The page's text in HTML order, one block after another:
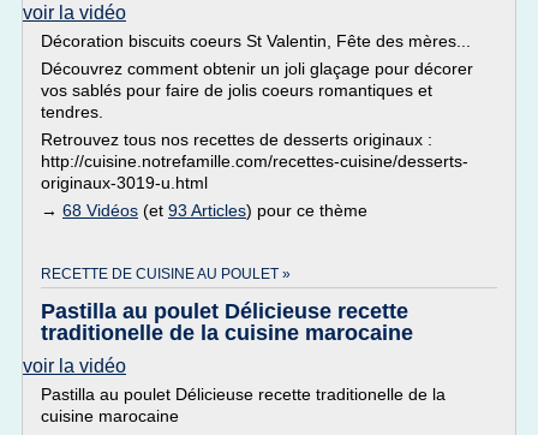
voir la vidéo
Décoration biscuits coeurs St Valentin, Fête des mères...
Découvrez comment obtenir un joli glaçage pour décorer
vos sablés pour faire de jolis coeurs romantiques et
tendres.
Retrouvez tous nos recettes de desserts originaux :
http://cuisine.notrefamille.com/recettes-cuisine/desserts-
originaux-3019-u.html
→ 68 Vidéos (et 93 Articles) pour ce thème
RECETTE DE CUISINE AU POULET »
Pastilla au poulet Délicieuse recette
traditionelle de la cuisine marocaine
voir la vidéo
Pastilla au poulet Délicieuse recette traditionelle de la
cuisine marocaine